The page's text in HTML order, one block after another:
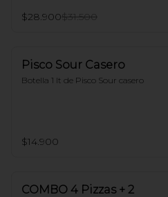
minutos.
$28.900$31.500
Pisco Sour Casero
Botella 1 lt de Pisco Sour casero
$14.900
COMBO 4 Pizzas + 2